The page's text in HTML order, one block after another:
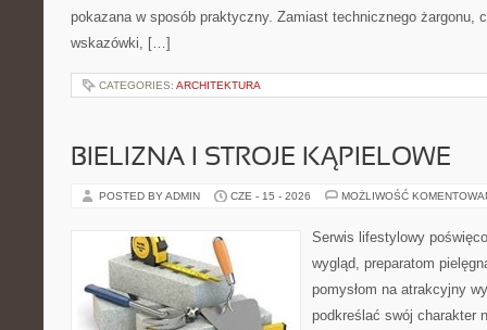
pokazana w sposób praktyczny. Zamiast technicznego żargonu,
wskazówki, […]
CATEGORIES: ARCHITEKTURA
BIELIZNA I STROJE KĄPIELOWE
POSTED BY ADMIN CZE - 15 - 2026 MOŻLIWOŚĆ
Serwis lifestylowy
wygląd, preparatom
pomysłom na atrakcyjny
podkreślać swój charakter